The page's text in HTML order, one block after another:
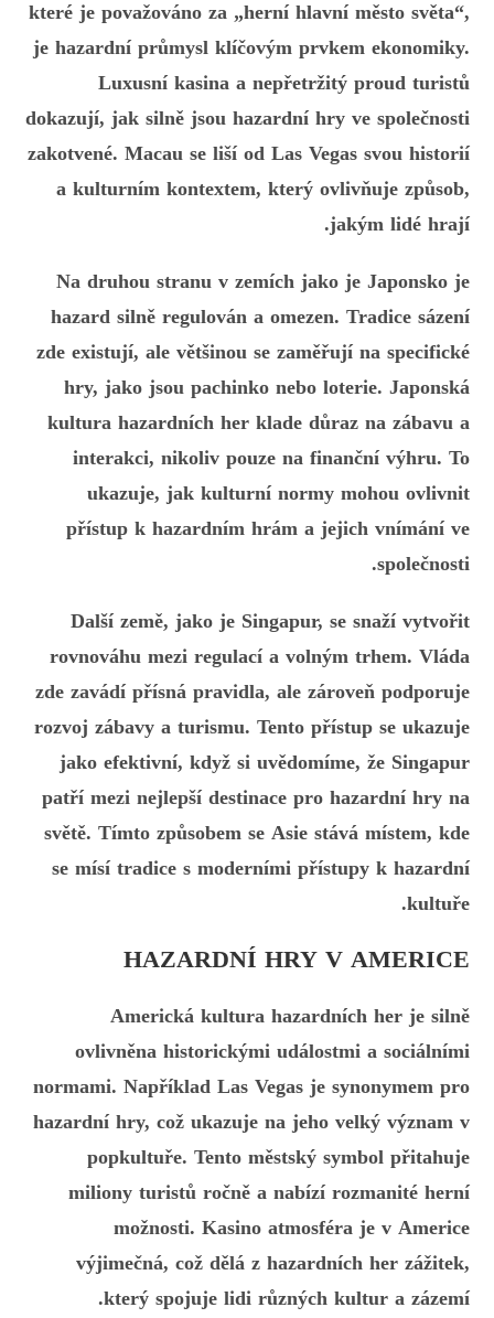
které je považováno za „herní hlavní město světa“,
je hazardní průmysl klíčovým prvkem ekonomiky.
Luxusní kasina a nepřetržitý proud turistů
dokazují, jak silně jsou hazardní hry ve společnosti
zakotvené. Macau se liší od Las Vegas svou historií
a kulturním kontextem, který ovlivňuje způsob,
jakým lidé hrají.
Na druhou stranu v zemích jako je Japonsko je
hazard silně regulován a omezen. Tradice sázení
zde existují, ale většinou se zaměřují na specifické
hry, jako jsou pachinko nebo loterie. Japonská
kultura hazardních her klade důraz na zábavu a
interakci, nikoliv pouze na finanční výhru. To
ukazuje, jak kulturní normy mohou ovlivnit
přístup k hazardním hrám a jejich vnímání ve
společnosti.
Další země, jako je Singapur, se snaží vytvořit
rovnováhu mezi regulací a volným trhem. Vláda
zde zavádí přísná pravidla, ale zároveň podporuje
rozvoj zábavy a turismu. Tento přístup se ukazuje
jako efektivní, když si uvědomíme, že Singapur
patří mezi nejlepší destinace pro hazardní hry na
světě. Tímto způsobem se Asie stává místem, kde
se mísí tradice s moderními přístupy k hazardní
kultuře.
HAZARDNÍ HRY V AMERICE
Americká kultura hazardních her je silně
ovlivněna historickými událostmi a sociálními
normami. Například Las Vegas je synonymem pro
hazardní hry, což ukazuje na jeho velký význam v
popkultuře. Tento městský symbol přitahuje
miliony turistů ročně a nabízí rozmanité herní
možnosti. Kasino atmosféra je v Americe
výjimečná, což dělá z hazardních her zážitek,
který spojuje lidi různých kultur a zázemí.